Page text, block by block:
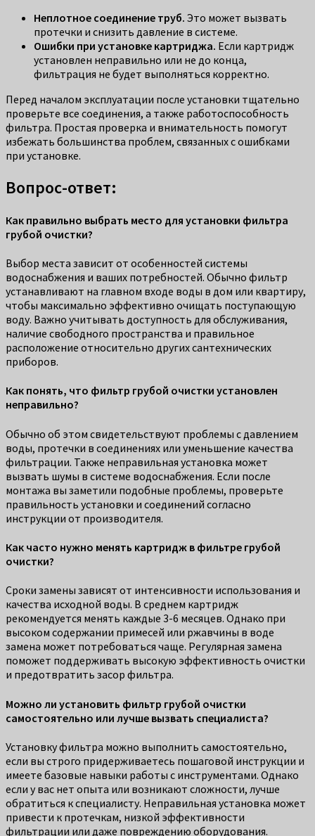
Неплотное соединение труб. Это может вызвать
протечки и снизить давление в системе.
Ошибки при установке картриджа. Если картридж
установлен неправильно или не до конца,
фильтрация не будет выполняться корректно.
Перед началом эксплуатации после установки тщательно
проверьте все соединения, а также работоспособность
фильтра. Простая проверка и внимательность помогут
избежать большинства проблем, связанных с ошибками
при установке.
Вопрос-ответ:
Как правильно выбрать место для установки фильтра
грубой очистки?
Выбор места зависит от особенностей системы
водоснабжения и ваших потребностей. Обычно фильтр
устанавливают на главном входе воды в дом или квартиру,
чтобы максимально эффективно очищать поступающую
воду. Важно учитывать доступность для обслуживания,
наличие свободного пространства и правильное
расположение относительно других сантехнических
приборов.
Как понять, что фильтр грубой очистки установлен
неправильно?
Обычно об этом свидетельствуют проблемы с давлением
воды, протечки в соединениях или уменьшение качества
фильтрации. Также неправильная установка может
вызвать шумы в системе водоснабжения. Если после
монтажа вы заметили подобные проблемы, проверьте
правильность установки и соединений согласно
инструкции от производителя.
Как часто нужно менять картридж в фильтре грубой
очистки?
Сроки замены зависят от интенсивности использования и
качества исходной воды. В среднем картридж
рекомендуется менять каждые 3-6 месяцев. Однако при
высоком содержании примесей или ржавчины в воде
замена может потребоваться чаще. Регулярная замена
поможет поддерживать высокую эффективность очистки
и предотвратить засор фильтра.
Можно ли установить фильтр грубой очистки
самостоятельно или лучше вызвать специалиста?
Установку фильтра можно выполнить самостоятельно,
если вы строго придерживаетесь пошаговой инструкции и
имеете базовые навыки работы с инструментами. Однако
если у вас нет опыта или возникают сложности, лучше
обратиться к специалисту. Неправильная установка может
привести к протечкам, низкой эффективности
фильтрации или даже повреждению оборудования.